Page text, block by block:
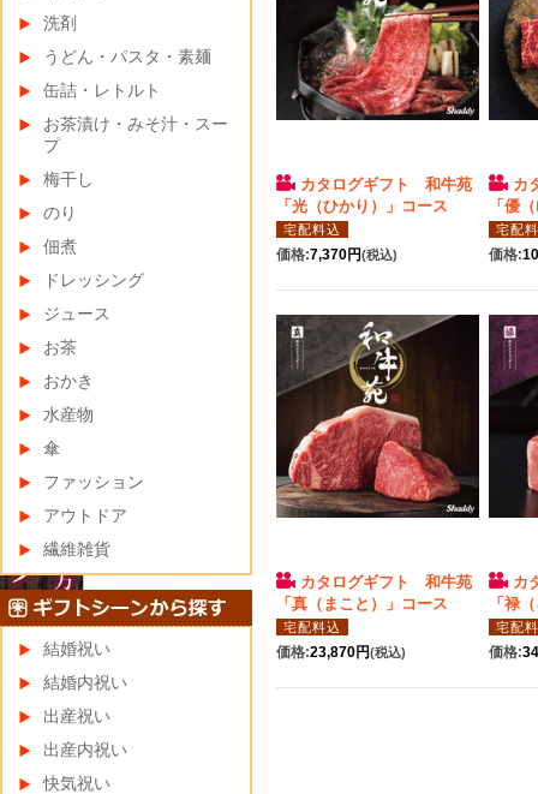
カタログギフト 和牛苑
「光（ひかり）」コース
宅配料込
価格:7,370円(税込)
カ
「優
宅配
価格:
カタログギフト 和牛苑
「真（まこと）」コース
宅配料込
価格:23,870円(税込)
カ
「禄
宅配
価格:
洗剤
うどん・パスタ・素麺
缶詰・レトルト
お茶漬け・みそ汁・スー
プ
梅干し
のり
佃煮
ドレッシング
ジュース
お茶
おかき
水産物
傘
ファッション
アウトドア
繊維雑貨
結婚祝い
結婚内祝い
出産祝い
出産内祝い
快気祝い